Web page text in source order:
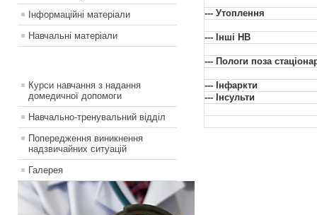
Інформаційні матеріали
Навчальні матеріали
Курси навчання з надання
домедичної допомоги
Навчально-тренувальний відділ
Попередження виникнення
надзвичайних ситуацій
Галерея
--- Утоплення
--- Інші НВ
--- Пологи поза
--- Інфаркти
--- Інсульти